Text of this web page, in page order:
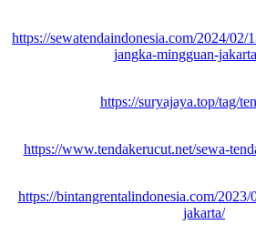
https://sewatendaindonesia.com/2024/02/
jangka-mingguan-
https://suryajaya.top/tag/
https://www.tendakerucut.net/sewa-
https://bintangrentalindonesia.com/2023/
jakarta/